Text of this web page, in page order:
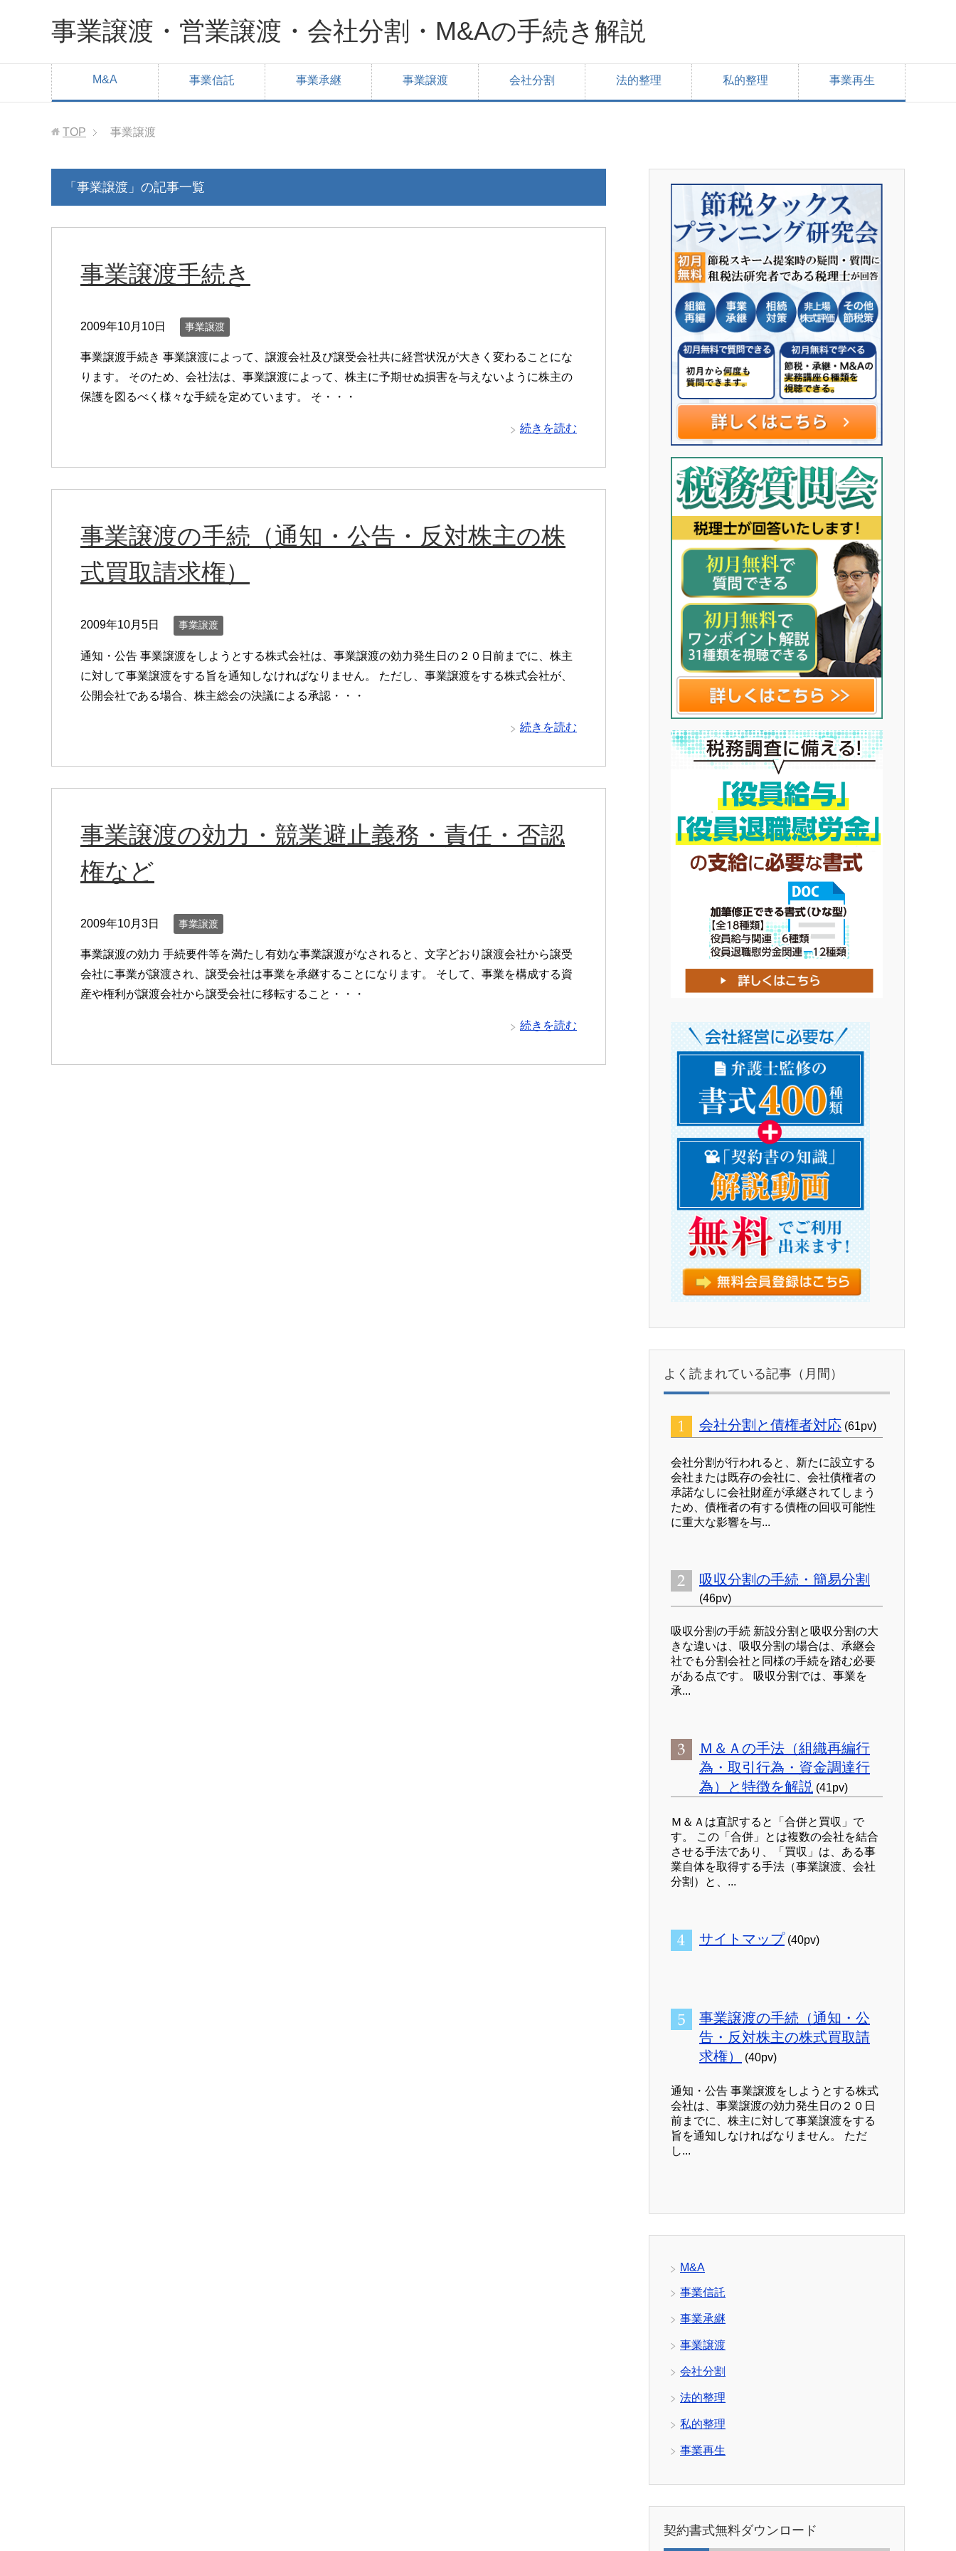
事業譲渡・営業譲渡・会社分割・M&Aの手続き解説
M&A 事業信託 事業承継 事業譲渡 会社分割 法的整理 私的整理 事業再生
TOP 事業譲渡
「事業譲渡」の記事一覧
事業譲渡手続き
2009年10月10日 事業譲渡
事業譲渡手続き 事業譲渡によって、譲渡会社及び譲受会社共に経営状況が大きく変わることにな
ります。 そのため、会社法は、事業譲渡によって、株主に予期せぬ損害を与えないように株主の
保護を図るべく様々な手続を定めています。 そ・・・
続きを読む
事業譲渡の手続（通知・公告・反対株主の株
式買取請求権）
2009年10月5日 事業譲渡
通知・公告 事業譲渡をしようとする株式会社は、事業譲渡の効力発生日の２０日前までに、株主
に対して事業譲渡をする旨を通知しなければなりません。 ただし、事業譲渡をする株式会社が、
公開会社である場合、株主総会の決議による承認・・・
続きを読む
事業譲渡の効力・競業避止義務・責任・否認
権など
2009年10月3日 事業譲渡
事業譲渡の効力 手続要件等を満たし有効な事業譲渡がなされると、文字どおり譲渡会社から譲受
会社に事業が譲渡され、譲受会社は事業を承継することになります。 そして、事業を構成する資
産や権利が譲渡会社から譲受会社に移転すること・・・
続きを読む
よく読まれている記事（月間）
会社分割と債権者対応 (61pv)
会社分割が行われると、新たに設立する
会社または既存の会社に、会社債権者の
承諾なしに会社財産が承継されてしまう
ため、債権者の有する債権の回収可能性
に重大な影響を与...
吸収分割の手続・簡易分割
(46pv)
吸収分割の手続 新設分割と吸収分割の大
きな違いは、吸収分割の場合は、承継会
社でも分割会社と同様の手続を踏む必要
がある点です。 吸収分割では、事業を
承...
Ｍ＆Ａの手法（組織再編行
為・取引行為・資金調達行
為）と特徴を解説 (41pv)
Ｍ＆Ａは直訳すると「合併と買収」で
す。 この「合併」とは複数の会社を結合
させる手法であり、「買収」は、ある事
業自体を取得する手法（事業譲渡、会社
分割）と、...
サイトマップ (40pv)
事業譲渡の手続（通知・公
告・反対株主の株式買取請
求権）
(40pv)
通知・公告 事業譲渡をしようとする株式
会社は、事業譲渡の効力発生日の２０日
前までに、株主に対して事業譲渡をする
旨を通知しなければなりません。 ただ
し...
M&A
事業信託
事業承継
事業譲渡
会社分割
法的整理
私的整理
事業再生
契約書式無料ダウンロード